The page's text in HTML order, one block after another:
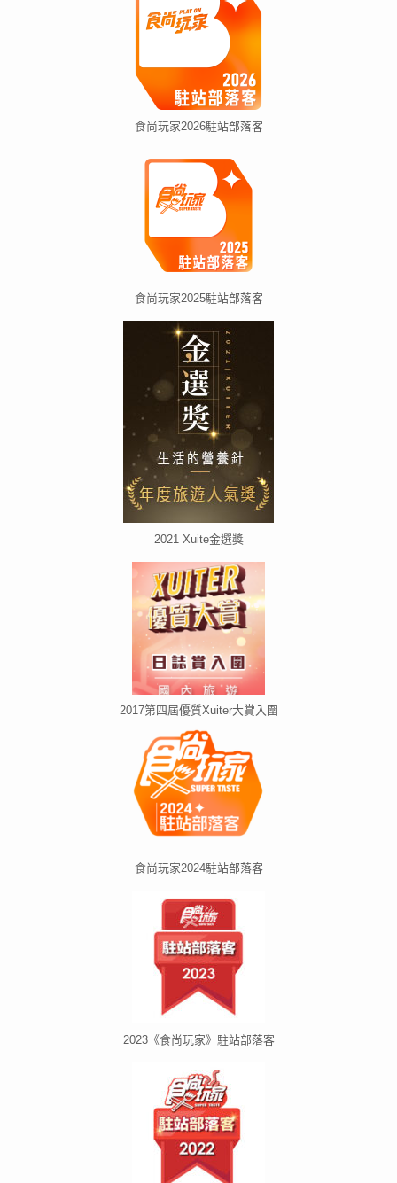
食尚玩家2026駐站部落客
食尚玩家2025駐站部落客
2021 Xuite金選獎
2017第四屆優質Xuiter大賞入圍
食尚玩家2024駐站部落客
2023《食尚玩家》駐站部落客